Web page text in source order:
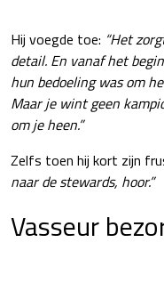
Hij voegde toe: “Het
detail. En vanaf het
hun bedoeling was om
Maar je wint geen
om je heen.”
Zelfs toen hij kort zijn
naar de stewards, hoor.”
Vasseur